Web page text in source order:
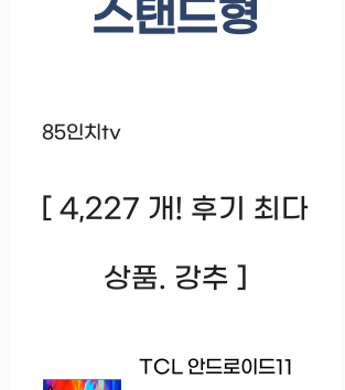
스탠드형
85인치tv
[ 4,227 개! 후기 최다
상품. 강추 ]
TCL 안드로이드11